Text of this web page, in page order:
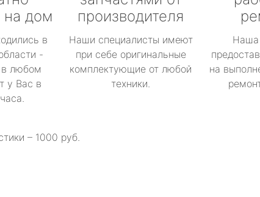
на дом
в
-
любом
у Вас в
производителя
Наши специалисты имеют
при себе оригинальные
комплектующие от любой
техники.
Наша
на
– 1000 руб.